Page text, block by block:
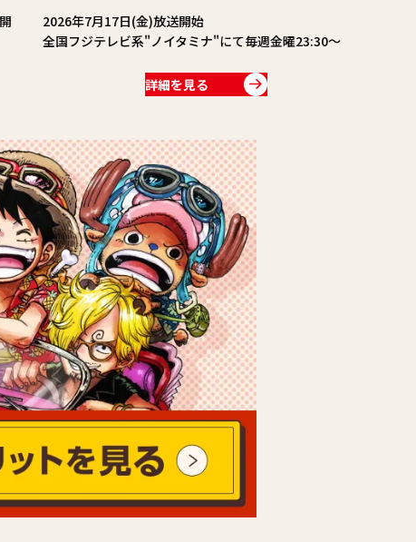
2026年7月17日(金)放送開始
全国フジテレビ系"ノイタミナ"にて毎週金曜23:30～
詳細を見る